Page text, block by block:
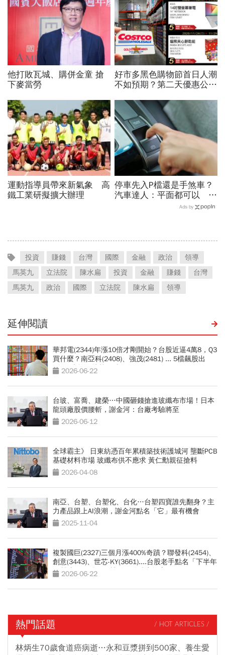
他打敗瓦城、購併金童 搶
下麥當勞
好市多黑色購物節首日人潮
不如預期？第二天優惠公開
運動指導員帶來新氣象 高
鐵工業研擬擴大辦理
停車先入P檔還是手煞車？
汽車達人：平面都可以 斜
Ads by
投資 賺錢 台灣 國際 金融 政治
領導
馬英九
立法院 陳水扁 投資 金融 賺錢
台灣
馬英九
政治 國際 立法院 陳水扁 領導
延伸閱讀
華邦電(2344)年漲10倍才剛開始？台股近逼4萬8，Q3
買什麼？南亞科(2408)、強茂(2481) ... 5檔飆股出
列！4大族群接棒狂噴
2026-06-22
台玻、富喬、建榮…中國砸錢搶進玻纖布市場！日本
龍頭廠股價腰斬，謝金河：台廠考驗將至
2026-06-12
全球霸主》 日東紡憑百年累積築技術護城河 壟斷PCB
基礎材料市場 玻纖布供不應求 黃仁勳親征搶料
2026-04-08
南亞、台塑、台塑化、台化…台塑四寶誰先翻身？主
力產品跟上AI浪潮，謝金河點名「它」最有機會
2025-11-04
複製國巨(2327)三個月漲400%奇蹟？聯發科(2454)、
創意(3443)、世芯-KY(3661)....台股老手點名「下半年
17檔大黑馬股」：被動元件噴完換它
2026-06-22
熱門話題 / HOT ARTICLES /
林炳生70歲食道癌病逝…永和豆漿拼到500家、養生愛